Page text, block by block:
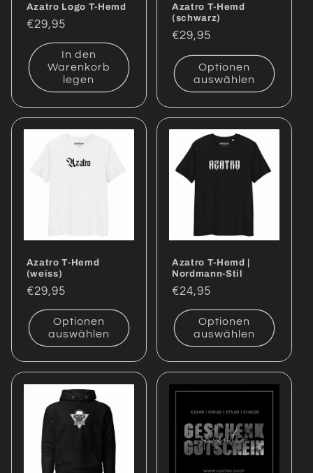
Azatro Logo T-Hemd
Normaler
Preis
€29,95
In den
Warenkorb
legen
Azatro T-Hemd
(schwarz)
Normaler
Preis
€29,95
Optionen
auswählen
Azatro T-Hemd
(weiss)
Normaler
Preis
€29,95
Optionen
auswählen
Azatro T-Hemd |
Nordmann-Stil
Normaler
Preis
€24,95
Optionen
auswählen